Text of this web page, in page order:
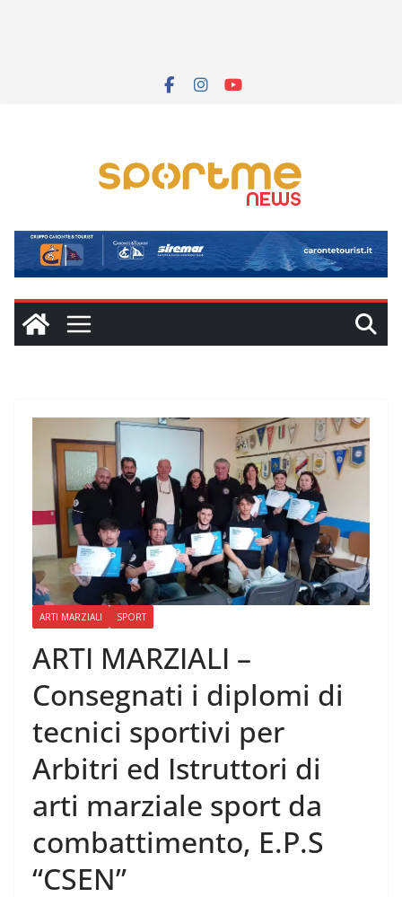
ARTI MARZIALI SPORT
ARTI MARZIALI –
Consegnati i diplomi di
tecnici sportivi per
Arbitri ed Istruttori di
arti marziale sport da
combattimento, E.P.S
“CSEN”